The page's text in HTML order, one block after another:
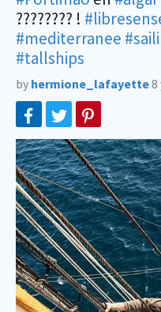
???????? !
#mediterranee
#tallships
by hermione_lafayette8